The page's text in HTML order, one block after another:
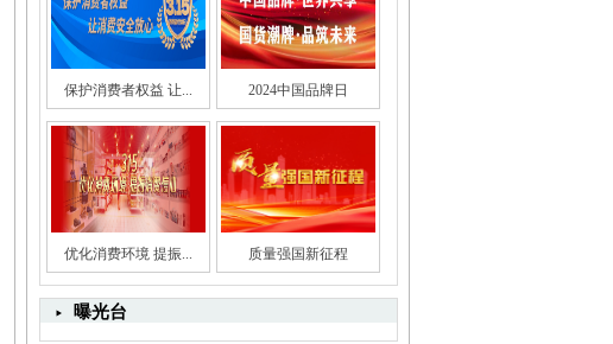
保护消费者权益 让... 2024中国品牌日
优化消费环境 提振... 质量强国新征程
曝光台